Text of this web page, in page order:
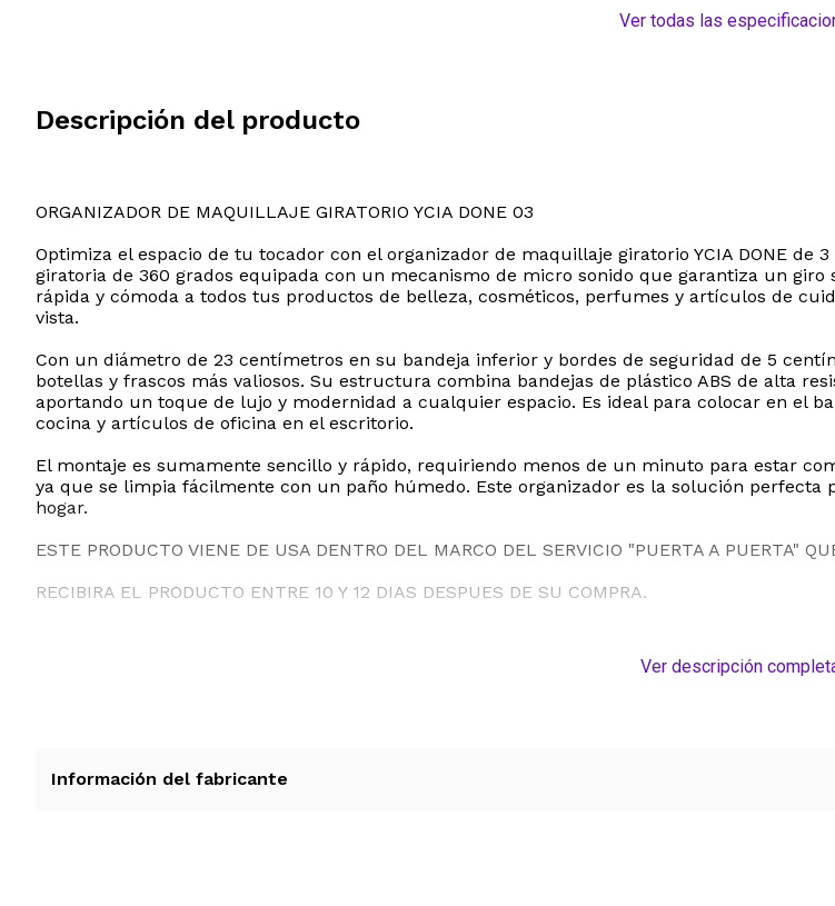
Ver todas las
Descripción del producto
ORGANIZADOR DE MAQUILLAJE GIRATORIO YCIA DONE 03
Optimiza el espacio de tu tocador con el organizador de maquillaje giratorio YCIA DONE
giratoria de 360 grados equipada con un mecanismo de micro sonido que garantiza un
rápida y cómoda a todos tus productos de belleza, cosméticos, perfumes y artículos de
vista.
Con un diámetro de 23 centímetros en su bandeja inferior y bordes de seguridad de 5
botellas y frascos más valiosos. Su estructura combina bandejas de plástico ABS de alta
aportando un toque de lujo y modernidad a cualquier espacio. Es ideal para colocar en el
cocina y artículos de oficina en el escritorio.
El montaje es sumamente sencillo y rápido, requiriendo menos de un minuto para estar
ya que se limpia fácilmente con un paño húmedo. Este organizador es la solución
hogar.
ESTE PRODUCTO VIENE DE USA DENTRO DEL MARCO DEL SERVICIO "PUERTA A PUERTA"
RECIBIRA EL PRODUCTO ENTRE 10 Y 12 DIAS DESPUES DE SU COMPRA.
Ver descripción
Información del fabricante